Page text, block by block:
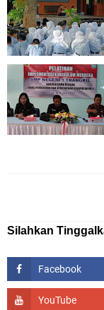
Silahkan